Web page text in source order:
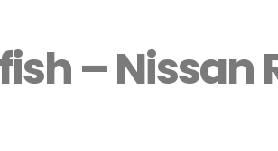
– Nissan